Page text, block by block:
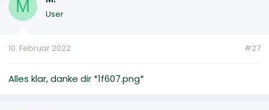
M User
10. Februar 2022 #27
Alles klar, danke dir *1f607.png*